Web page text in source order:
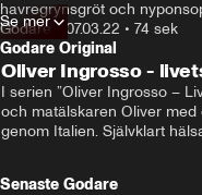
havregrynsgröt och
fluffiga.
Godare • 07.03.22 • 74 sek
Se mer
Godare Original
Oliver Ingrosso -
I serien ”Oliver Ingrosso –
och matälskaren Oliver
genom Italien. Självklart
Senaste Godare